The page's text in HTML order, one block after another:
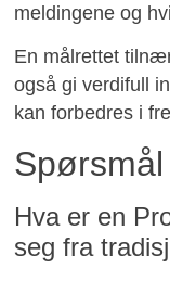
meldingene og
En målrettet
også gi verdifull
kan forbedres i
Hva er en
seg fra